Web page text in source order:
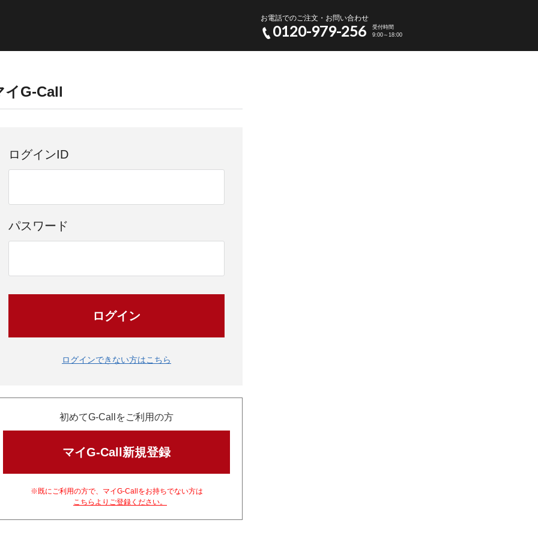
お電話でのご注文・お問い合わせ
0120-979-256
受付時間
9:00～18:00
イG-Call
ログインID
パスワード
ログイン
ログインできない方はこちら
初めてG-Callをご利用の方
マイG-Call新規登録
※既にご利用の方で、マイG-Callをお持ちでない方は
こちらよりご登録ください。